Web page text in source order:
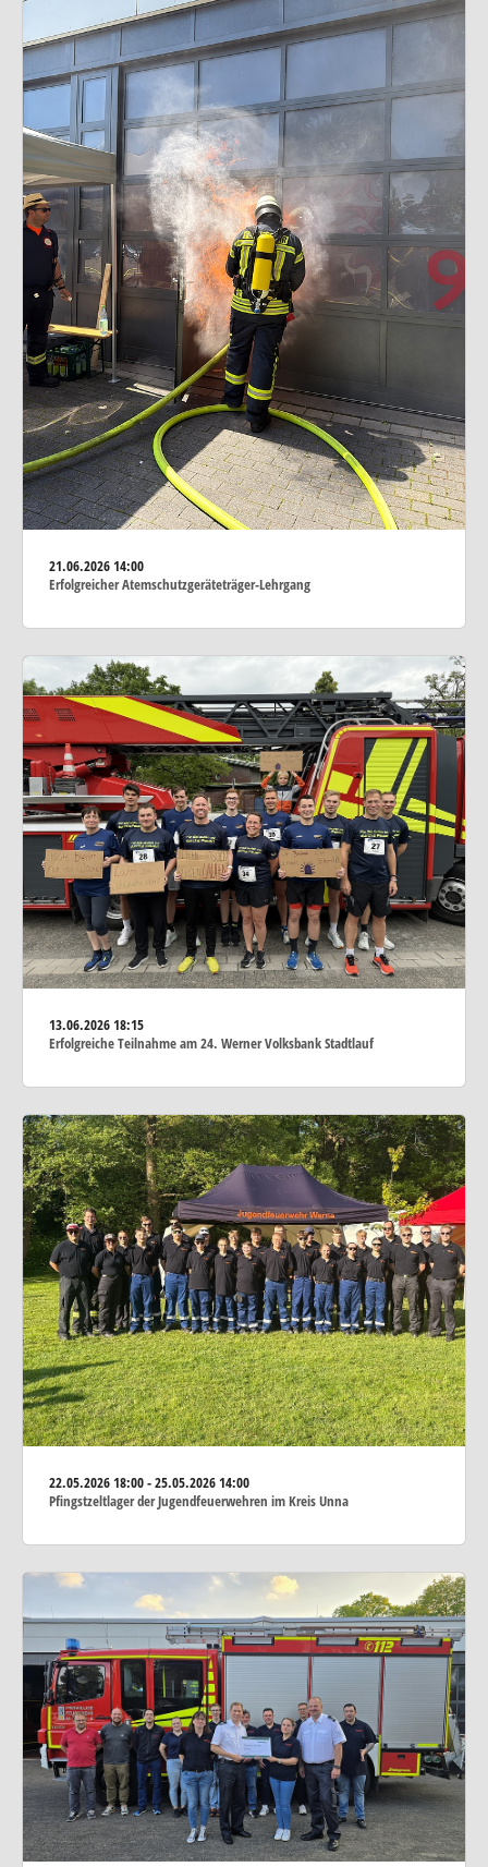
21.06.202614:00
Erfolgreicher Atemschutzgeräteträger-Lehrgang
13.06.202618:15
Erfolgreiche Teilnahme am 24. Werner Volksbank Stadtlauf
22.05.202618:00 - 25.05.2026 14:00
Pfingstzeltlager der Jugendfeuerwehren im Kreis Unna